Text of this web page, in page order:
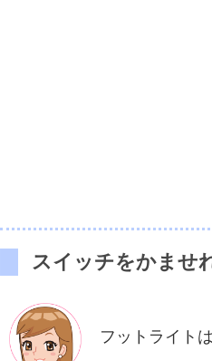
スイッチをかませ
フットライト